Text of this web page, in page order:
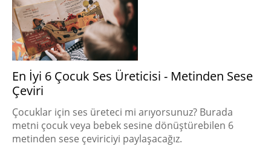
En İyi 6 Çocuk Ses Üreticisi - Metinden Sese
Çeviri
Çocuklar için ses üreteci mi arıyorsunuz? Burada
metni çocuk veya bebek sesine dönüştürebilen 6
metinden sese çeviriciyi paylaşacağız.